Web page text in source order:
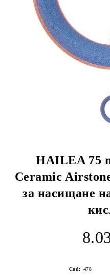
HAILEA 75
Ceramic
за насищане
Cod: 478